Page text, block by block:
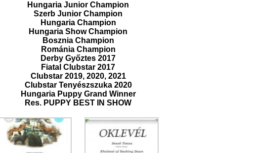
Hungaria Junior Champion
Szerb Junior Champion
Hungaria Champion
Hungaria Show Champion
Bosznia Champion
Románia Champion
Derby Győztes 2017
Fiatal Clubstar 2017
Clubstar 2019, 2020, 2021
Clubstar Tenyészszuka 2020
Hungaria Puppy Grand Winner
Res. PUPPY BEST IN SHOW